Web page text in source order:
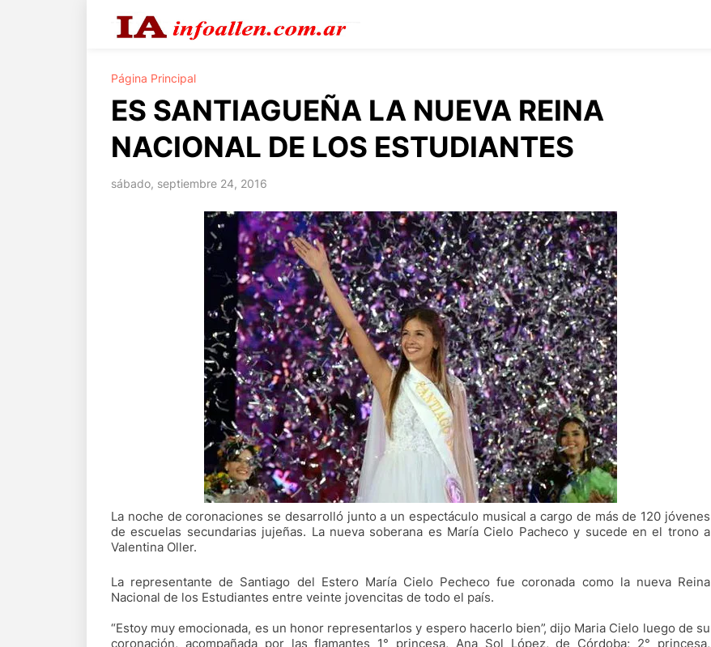
Página Principal
ES SANTIAGUEÑA LA NUEVA REINA
NACIONAL DE LOS ESTUDIANTES
sábado, septiembre 24, 2016
La noche de coronaciones se desarrolló junto a un espectáculo musical a cargo de más de 120 jóvenes
de escuelas secundarias jujeñas. La nueva soberana es María Cielo Pacheco y sucede en el trono a
Valentina Oller.
La representante de Santiago del Estero María Cielo Pecheco fue coronada como la nueva Reina
Nacional de los Estudiantes entre veinte jovencitas de todo el país.
“Estoy muy emocionada, es un honor representarlos y espero hacerlo bien”, dijo Maria Cielo luego de su
coronación, acompañada por las flamantes 1° princesa, Ana Sol López, de Córdoba; 2° princesa,